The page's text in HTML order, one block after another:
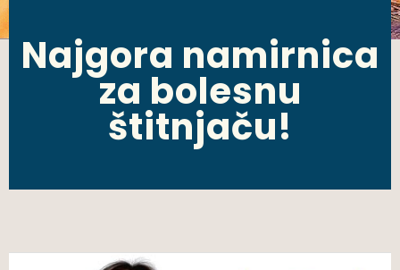
Najgora namirnica
za bolesnu
štitnjaču!